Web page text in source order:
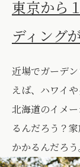
東京から
ディング
近場でガーデ
えば、ハワイ
北海道のイメ
るんだろう？
かかるんだろ